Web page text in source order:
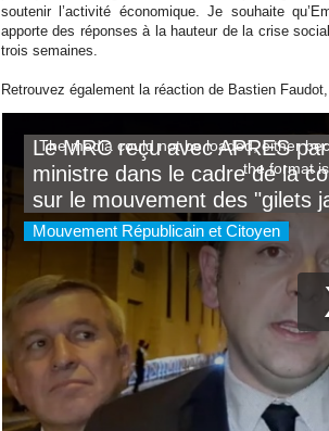
soutenir l’activité économique. Je souhaite
apporte des réponses à la hauteur de la crise
trois semaines.
Retrouvez également la réaction de Bastien